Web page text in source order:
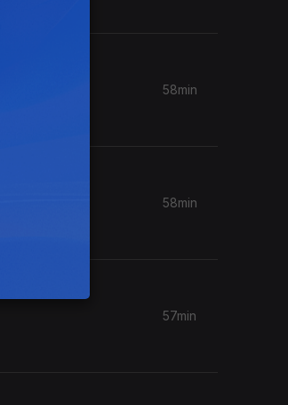
58min
58min
57min